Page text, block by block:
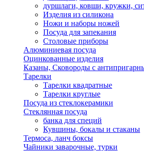
дуршлаги, ковши, кружки,
Изделия из силикона
Ножи и наборы ножей
Посуда для запекания
Столовые приборы
Алюминиевая посуда
Оцинкованные изделия
Казаны, Сковороды с
Тарелки
Тарелки квадратные
Тарелки круглые
Посуда из стеклокерамики
Стеклянная посуда
банка для специй
Кувшины, бокалы и стаканы
Термоса, ланч боксы
Чайники заварочные, турки